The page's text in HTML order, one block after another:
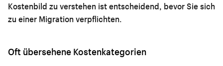
Kostenbild zu verstehen ist entscheidend, bevor Sie sich
zu einer Migration verpflichten.
Oft übersehene Kostenkategorien